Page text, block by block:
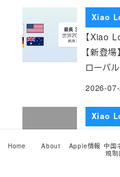
Xiao
【Xiao
【新登
ローバ
2026-
Xiao
2026/
Home About Apple情報 中国
規